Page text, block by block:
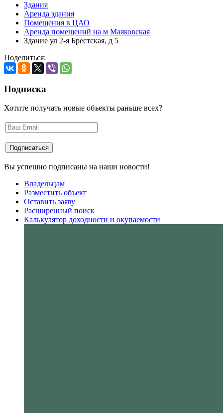
Здания
Аренда здания
Помещения в ЦАО
Аренда помещений на м Маяковская
Здание ул 2-я Брестская, д 5
Поделиться:
Подписка
Хотите получать новые объекты раньше всех?
Вы успешно подписаны на наши новости!
Владельцам
Разместить объект
Оставить заяву
Расширенный поиск
Калькулятор доходности и окупаемости